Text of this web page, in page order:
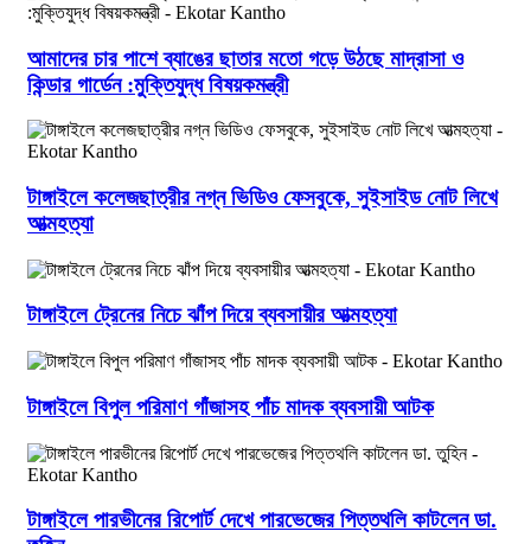
আমাদের চার পাশে ব্যাঙের ছাতার মতো গড়ে উঠছে মাদ্রাসা ও
কিন্ডার গার্ডেন :মুক্তিযুদ্ধ বিষয়কমন্ত্রী
টাঙ্গাইলে কলেজছাত্রীর নগ্ন ভিডিও ফেসবুকে, সুইসাইড নোট লিখে
আত্মহত্যা
টাঙ্গাইলে ট্রেনের নিচে ঝাঁপ দিয়ে ব্যবসায়ীর আত্মহত্যা
টাঙ্গাইলে বিপুল পরিমাণ গাঁজাসহ পাঁচ মাদক ব্যবসায়ী আটক
টাঙ্গাইলে পারভীনের রিপোর্ট দেখে পারভেজের পিত্তথলি কাটলেন ডা.